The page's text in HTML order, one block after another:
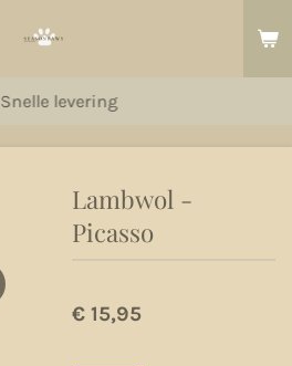
Snelle levering
Lambwol -
Picasso
€ 15,95